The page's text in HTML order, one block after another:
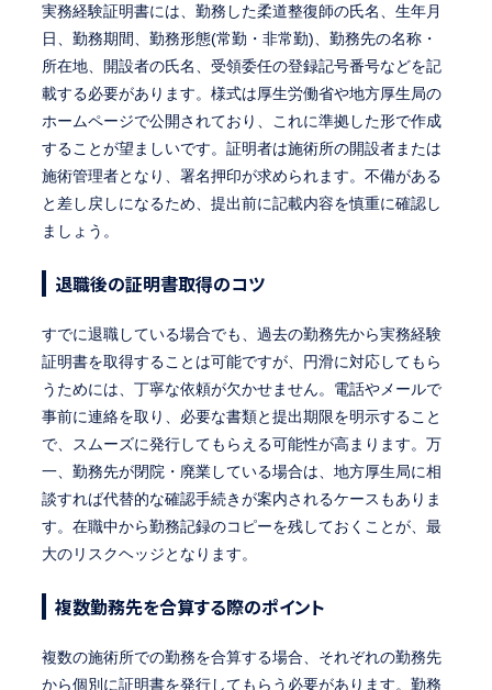
実務経験証明書には、勤務した柔道整復師の氏名、生年月
日、勤務期間、勤務形態(常勤・非常勤)、勤務先の名称・
所在地、開設者の氏名、受領委任の登録記号番号などを記
載する必要があります。様式は厚生労働省や地方厚生局の
ホームページで公開されており、これに準拠した形で作成
することが望ましいです。証明者は施術所の開設者または
施術管理者となり、署名押印が求められます。不備がある
と差し戻しになるため、提出前に記載内容を慎重に確認し
ましょう。
退職後の証明書取得のコツ
すでに退職している場合でも、過去の勤務先から実務経験
証明書を取得することは可能ですが、円滑に対応してもら
うためには、丁寧な依頼が欠かせません。電話やメールで
事前に連絡を取り、必要な書類と提出期限を明示すること
で、スムーズに発行してもらえる可能性が高まります。万
一、勤務先が閉院・廃業している場合は、地方厚生局に相
談すれば代替的な確認手続きが案内されるケースもありま
す。在職中から勤務記録のコピーを残しておくことが、最
大のリスクヘッジとなります。
複数勤務先を合算する際のポイント
複数の施術所での勤務を合算する場合、それぞれの勤務先
から個別に証明書を発行してもらう必要があります。勤務